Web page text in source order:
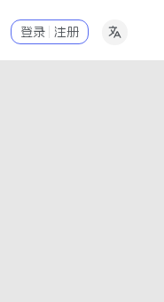
登录 注册